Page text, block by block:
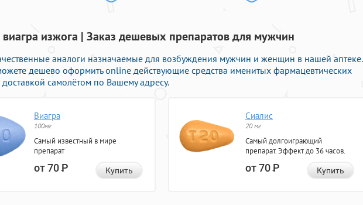
виагра изжога | Заказ дешевых препаратов для мужчин
аналоги назначаемые для возбуждения мужчин и женщин в нашей аптеке.
дешево оформить online действующие средства именитых фармацевтических
самолётом по Вашему адресу.
Виагра
100мг
Самый известный в мире
препарат
от 70Р Купить
Сиалис
20 мг
Самый долгоиграющий
препарат. Эффект до 36 часов.
от 70Р Купить